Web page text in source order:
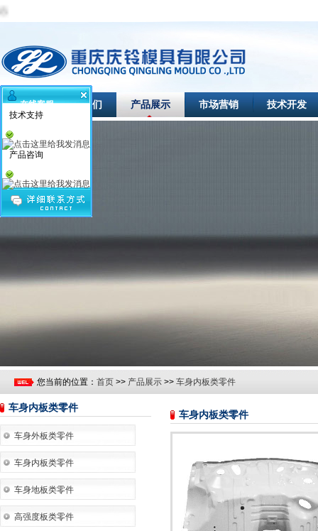
首页 关于我们 产品展示 市场营销 技术开发
您当前的位置： 首页 >> 产品展示 >> 车身内板类零件
车身内板类零件
车身外板类零件
车身内板类零件
车身地板类零件
高强度板类零件
车身内板类零件
在线客服
技术支持
产品咨询